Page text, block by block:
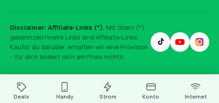
Disclaimer: Affiliate-Links (*). Mit Stern (*)
gekennzeichnete Links sind Affiliate-Links.
Kaufst du darüber, erhalten wir eine Provision
– für dich ändert sich am Preis nichts.
Deals Handy Strom Konto Internet